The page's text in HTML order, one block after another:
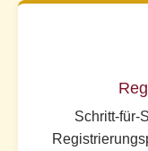
Schritt-für-